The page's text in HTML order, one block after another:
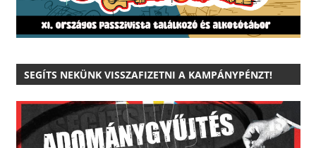
SEGÍTS NEKÜNK VISSZAFIZETNI A KAMPÁNYPÉNZT!